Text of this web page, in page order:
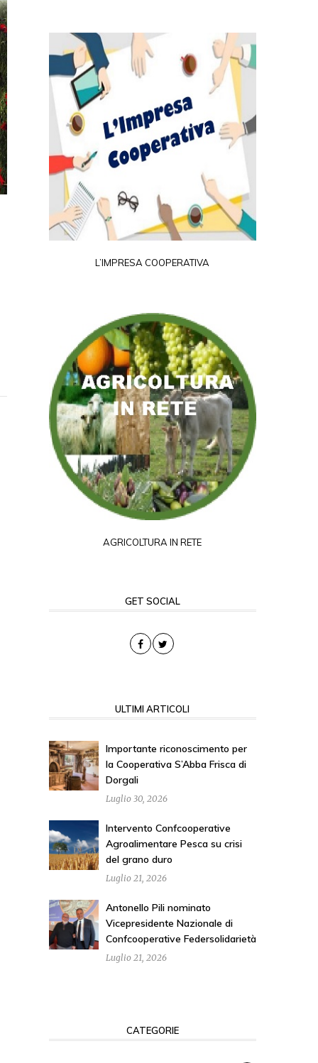
L’IMPRESA COOPERATIVA
AGRICOLTURA IN RETE
GET SOCIAL
ULTIMI ARTICOLI
Importante riconoscimento per
la Cooperativa S’Abba Frisca di
Dorgali
Luglio 30, 2026
Intervento Confcooperative
Agroalimentare Pesca su crisi
del grano duro
Luglio 21, 2026
Antonello Pili nominato
Vicepresidente Nazionale di
Confcooperative Federsolidarietà
Luglio 21, 2026
CATEGORIE